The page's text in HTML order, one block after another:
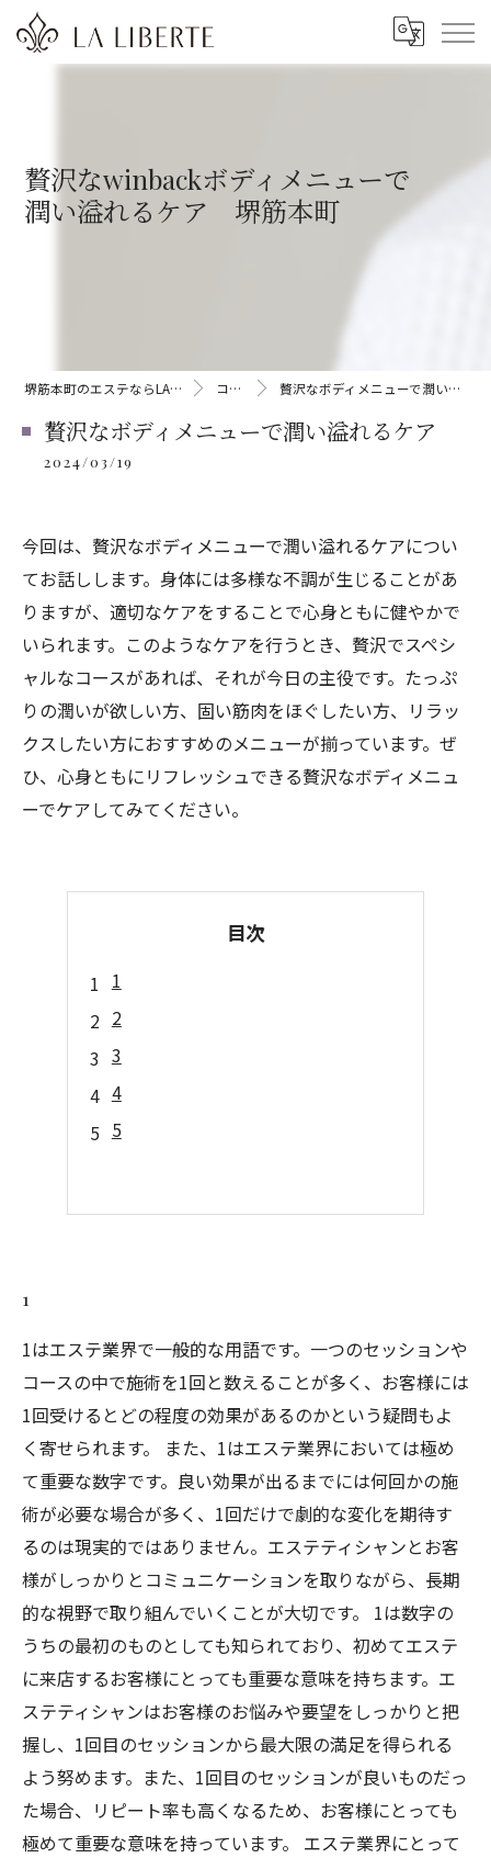
贅沢なwinbackボディメニューで
潤い溢れるケア 堺筋本町
堺筋本町のエステならLA LIBERTE コラム 贅沢なボディメニューで潤い溢れるケア
贅沢なボディメニューで潤い溢れるケア
2024/03/19
今回は、贅沢なボディメニューで潤い溢れるケアについ
てお話しします。身体には多様な不調が生じることがあ
りますが、適切なケアをすることで心身ともに健やかで
いられます。このようなケアを行うとき、贅沢でスペシ
ャルなコースがあれば、それが今日の主役です。たっぷ
りの潤いが欲しい方、固い筋肉をほぐしたい方、リラッ
クスしたい方におすすめのメニューが揃っています。ぜ
ひ、心身ともにリフレッシュできる贅沢なボディメニュ
ーでケアしてみてください。
目次
1
2
3
4
5
1
1はエステ業界で一般的な用語です。一つのセッションや
コースの中で施術を1回と数えることが多く、お客様には
1回受けるとどの程度の効果があるのかという疑問もよ
く寄せられます。 また、1はエステ業界においては極め
て重要な数字です。良い効果が出るまでには何回かの施
術が必要な場合が多く、1回だけで劇的な変化を期待す
るのは現実的ではありません。エステティシャンとお客
様がしっかりとコミュニケーションを取りながら、長期
的な視野で取り組んでいくことが大切です。 1は数字の
うちの最初のものとしても知られており、初めてエステ
に来店するお客様にとっても重要な意味を持ちます。エ
ステティシャンはお客様のお悩みや要望をしっかりと把
握し、1回目のセッションから最大限の満足を得られる
よう努めます。また、1回目のセッションが良いものだっ
た場合、リピート率も高くなるため、お客様にとっても
極めて重要な意味を持っています。 エステ業界にとって